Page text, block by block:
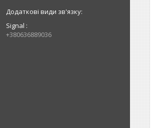
Signal
+380636889036